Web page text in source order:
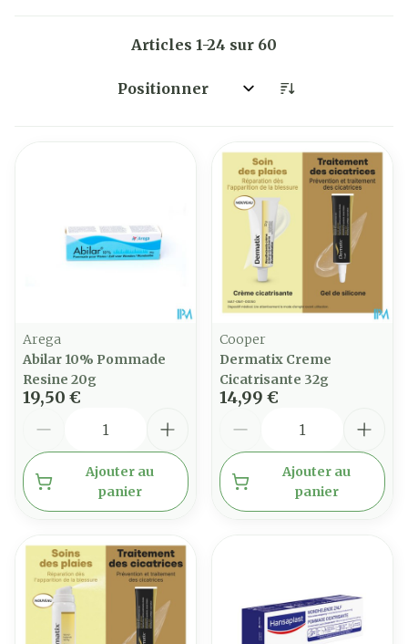
Articles 1-24 sur 60
Trier par:
Arega
Abilar 10% Pommade
Resine 20g
19,50 €
Ajouter au
panier
Cooper
Dermatix Creme
Cicatrisante 32g
14,99 €
Ajouter au
panier